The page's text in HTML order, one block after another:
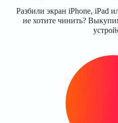
Разбили экран iPhone, iPad
не хотите чинить?